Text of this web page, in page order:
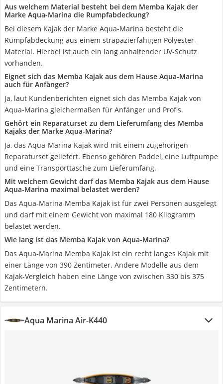
Aus welchem Material besteht bei dem Memba Kajak der
Marke Aqua-Marina die Rumpfabdeckung?
Bei diesem Kajak der Marke Aqua-Marina besteht die
Rumpfabdeckung aus einem strapazierfähigen Polyester-
Material. Hierbei ist auch ein lang anhaltender UV-Schutz
vorhanden.
Eignet sich das Memba Kajak aus dem Hause Aqua-Marina
auch für Anfänger?
Ja, laut Kundenberichten eignet sich das Memba Kajak von
Aqua-Marina gleichermaßen für Anfänger und Profis.
Gehört ein Reparaturset zu dem Lieferumfang des Memba
Kajaks der Marke Aqua-Marina?
Ja, das Aqua-Marina Kajak wird mit einem zugehörigen
Reparaturset geliefert. Ebenso gehören Paddel, eine Luftpumpe
und eine Transporttasche zum Lieferumfang.
Mit welchem Gewicht darf das Memba Kajak aus dem Hause
Aqua-Marina maximal belastet werden?
Das Aqua-Marina Memba Kajak ist für zwei Personen ausgelegt
und darf mit einem Gewicht von maximal 180 Kilogramm
belastet werden.
Wie lang ist das Memba Kajak von Aqua-Marina?
Das Aqua-Marina Memba Kajak ist ein recht langes Kajak mit
einer Länge von 390 Zentimeter. Andere Modelle aus dem
Kajak-Vergleich haben eine Länge von zwischen 330 bis 375
Zentimetern.
Aqua Marina Air-K440